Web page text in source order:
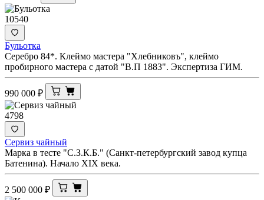
10540
Бульотка
Серебро 84*. Клеймо мастера "Хлебниковъ", клеймо
пробирного мастера с датой "В.П 1883". Экспертиза ГИМ.
990 000 ₽
4798
Сервиз чайный
Марка в тесте "С.З.К.Б." (Санкт-петербургский завод купца
Батенина). Начало XIX века.
2 500 000 ₽